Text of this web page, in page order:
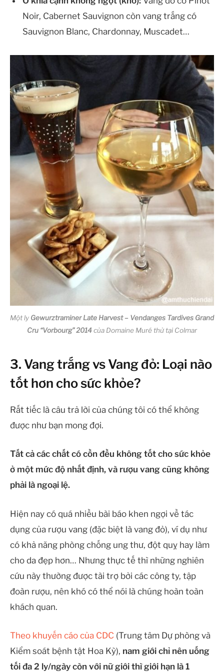
Noir, Cabernet Sauvignon còn vang trắng có
Sauvignon Blanc, Chardonnay, Muscadet…
Một ly Gewurztraminer Late Harvest – Vendanges Tardives Grand
Cru “Vorbourg” 2014của Domaine Muré thử tại Colmar
3. Vang trắng vs Vang đỏ: Loại nào
tốt hơn cho sức khỏe?
Rất tiếc là câu trả lời của chúng tôi có thể không
được như bạn mong đợi.
Tất cả các chất có cồn đều không tốt cho sức khỏe
ở một mức độ nhất định, và rượu vang cũng không
phải là ngoại lệ.
Hiện nay có quá nhiều bài báo khen ngợi về tác
dụng của rượu vang (đặc biệt là vang đỏ), ví dụ như
có khả năng phòng chống ung thư, đột quỵ hay làm
cho da đẹp hơn… Nhưng thực tế thì những nghiên
cứu này thường được tài trợ bởi các công ty, tập
đoàn rượu, nên khó có thể nói là chúng hoàn toàn
khách quan.
Theo khuyến cáo của CDC (Trung tâm Dự phòng và
Kiểm soát bệnh tật Hoa Kỳ), nam giới chỉ nên uống
tối đa 2 ly/ngày còn với nữ giới thì giới hạn là 1